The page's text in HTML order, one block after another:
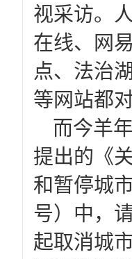
视采访。
在线、网
点、法治
等网站都
而今羊
提出的《
和暂停城
号）中，
起取消城